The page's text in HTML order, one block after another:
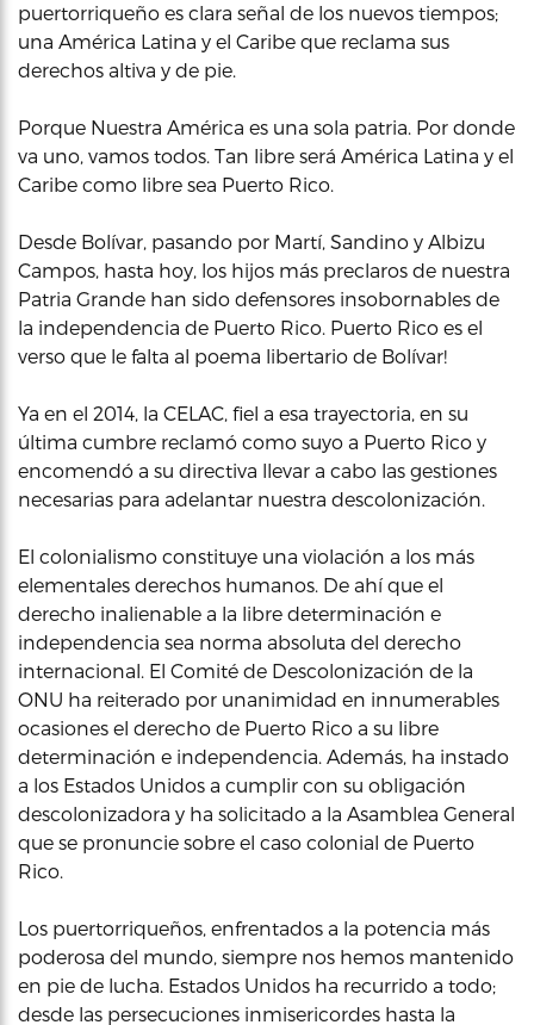
puertorriqueño es clara señal de los nuevos tiempos;
una América Latina y el Caribe que reclama sus
derechos altiva y de pie.
Porque Nuestra América es una sola patria. Por donde
va uno, vamos todos. Tan libre será América Latina y el
Caribe como libre sea Puerto Rico.
Desde Bolívar, pasando por Martí, Sandino y Albizu
Campos, hasta hoy, los hijos más preclaros de nuestra
Patria Grande han sido defensores insobornables de
la independencia de Puerto Rico. Puerto Rico es el
verso que le falta al poema libertario de Bolívar!
Ya en el 2014, la CELAC, fiel a esa trayectoria, en su
última cumbre reclamó como suyo a Puerto Rico y
encomendó a su directiva llevar a cabo las gestiones
necesarias para adelantar nuestra descolonización.
El colonialismo constituye una violación a los más
elementales derechos humanos. De ahí que el
derecho inalienable a la libre determinación e
independencia sea norma absoluta del derecho
internacional. El Comité de Descolonización de la
ONU ha reiterado por unanimidad en innumerables
ocasiones el derecho de Puerto Rico a su libre
determinación e independencia. Además, ha instado
a los Estados Unidos a cumplir con su obligación
descolonizadora y ha solicitado a la Asamblea General
que se pronuncie sobre el caso colonial de Puerto
Rico.
Los puertorriqueños, enfrentados a la potencia más
poderosa del mundo, siempre nos hemos mantenido
en pie de lucha. Estados Unidos ha recurrido a todo;
desde las persecuciones inmisericordes hasta la